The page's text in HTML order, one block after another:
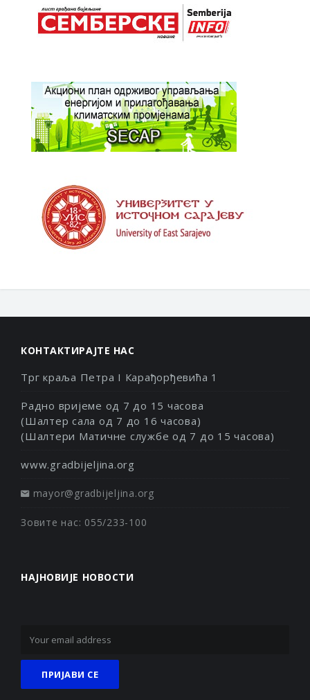
КОНТАКТИРАЈТЕ НАС
Трг краља Петра I Карађорђевића 1
Радно вријеме од 7 до 15 часова
(Шалтер сала од 7 до 16 часова)
(Шалтери Матичне службе од 7 до 15 часова)
www.gradbijeljina.org
mayor@gradbijeljina.org
Зовите нас: 055/233-100
НАЈНОВИЈЕ НОВОСТИ